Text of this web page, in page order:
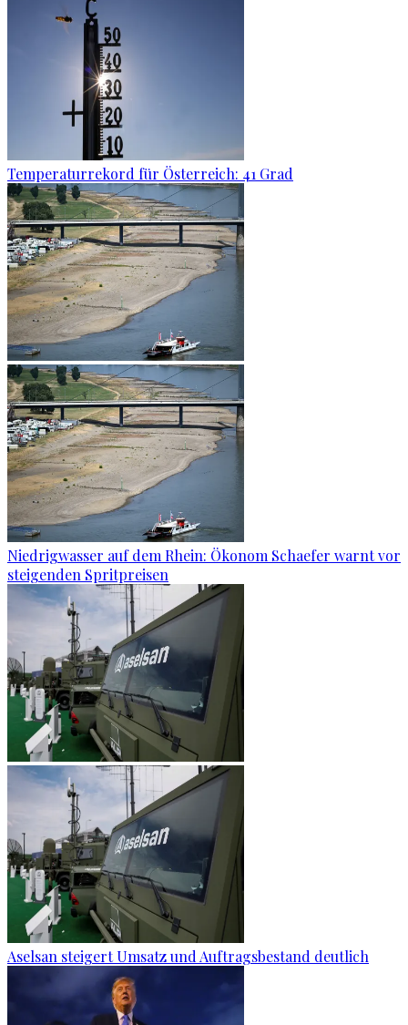
Temperaturrekord für Österreich: 41 Grad
Niedrigwasser auf dem Rhein: Ökonom Schaefer warnt vor
steigenden Spritpreisen
Aselsan steigert Umsatz und Auftragsbestand deutlich